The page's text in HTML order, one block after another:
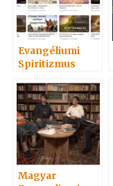
Evangéliumi
Spiritizmus
népszerűségi
sorrendben 1
Magyar